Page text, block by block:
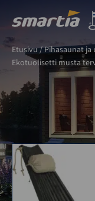
Smartia
Oy
Etusivu/Pihasaunat
Ekotuolisetti musta